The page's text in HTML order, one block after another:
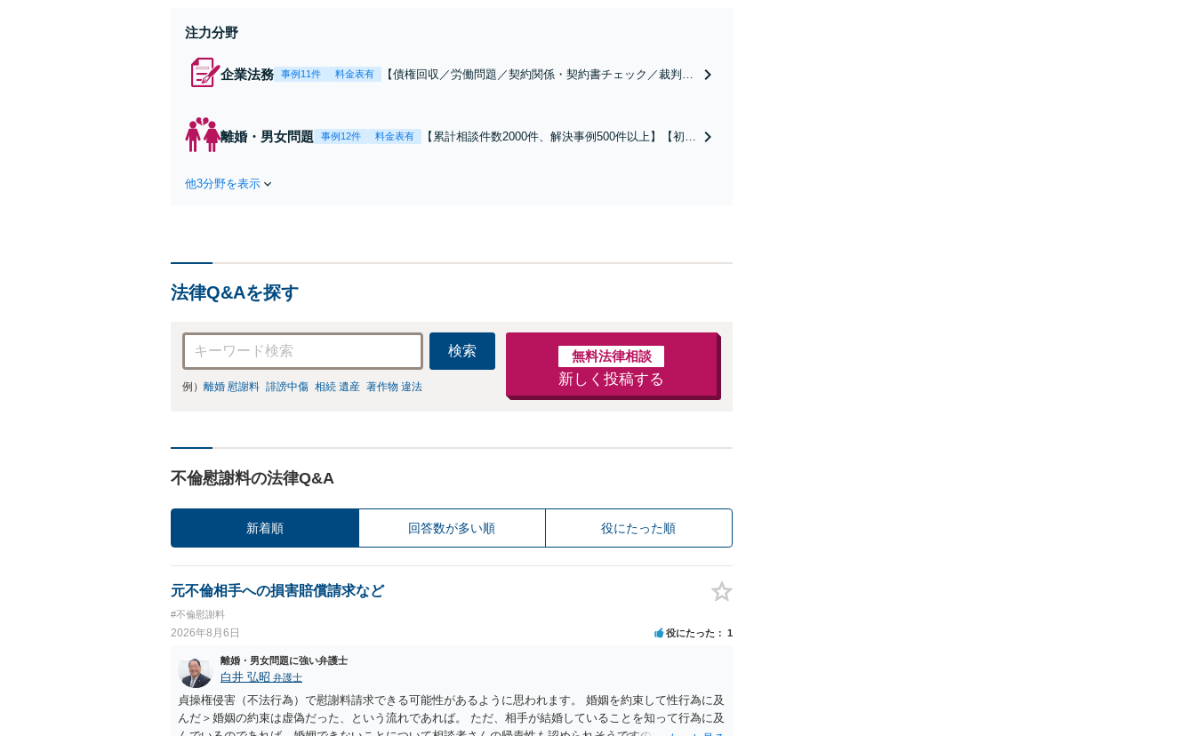
注力分野
企業法務 事例11件 料金表有
【債権回収／労働問題／契約関係・契約書チェック／裁判対
をお探しの方もご相談ください！【顧問経験豊富】【個別案
件も対応OK】
離婚・男女問題 事例12件 料金表有
【累計相談件数2000件、解決事例500件以上】【初回
他3分野を表示
法律Q&Aを探す
検索
例） 離婚 慰謝料 誹謗中傷 相続 遺産 著作物 違法
無料法律相談
新しく投稿する
不倫慰謝料の法律Q&A
新着順 回答数が多い順 役にたった順
元不倫相手への損害賠償請求など
#不倫慰謝料
2026年8月6日 役にたった 1
離婚・男女問題に強い弁護士
白井 弘昭 弁護士
貞操権侵害（不法行為）で慰謝料請求できる可能性があるように思われます。 婚姻を約束して性行為に及
んだ＞婚姻の約束は虚偽だった、という流れであれば。 ただ、相手が結婚していることを知って行為に及